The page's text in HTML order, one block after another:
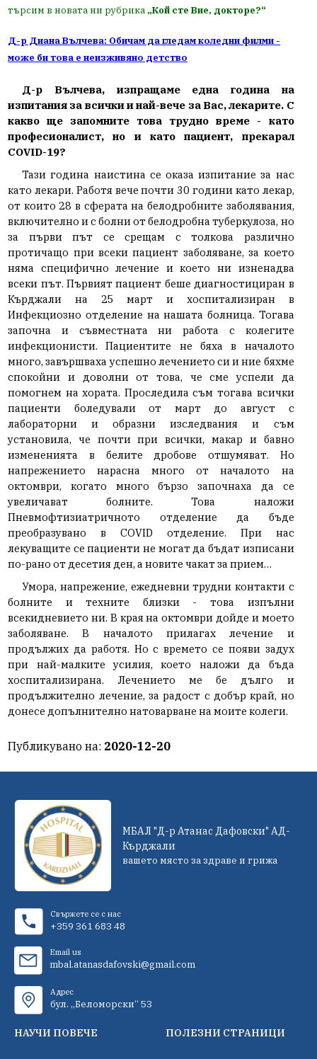
търсим в новата ни рубрика „Кой сте Вие, докторе?“
Д-р Диана Вълчева: Обичам да гледам коледни филми -
може би това е неизживяно детство
Д-р Вълчева, изпращаме една година на
изпитания за всички и най-вече за Вас, лекарите. С
какво ще запомните това трудно време - като
професионалист, но и като пациент, прекарал
COVID-19?
Тази година наистина се оказа изпитание за нас
като лекари. Работя вече почти 30 години като лекар,
от които 28 в сферата на белодробните заболявания,
включително и с болни от белодробна туберкулоза, но
за първи път се срещам с толкова различно
протичащо при всеки пациент заболяване, за което
няма специфично лечение и което ни изненадва
всеки път. Първият пациент беше диагностициран в
Кърджали на 25 март и хоспитализиран в
Инфекциозно отделение на нашата болница. Тогава
започна и съвместната ни работа с колегите
инфекционисти. Пациентите не бяха в началото
много, завършваха успешно лечението си и ние бяхме
спокойни и доволни от това, че сме успели да
помогнем на хората. Проследила съм тогава всички
пациенти боледували от март до август с
лабораторни и образни изследвания и съм
установила, че почти при всички, макар и бавно
измененията в белите дробове отшумяват. Но
напрежението нарасна много от началото на
октомври, когато много бързо започнаха да се
увеличават болните. Това наложи
Пневмофтизиатричното отделение да бъде
преобразувано в COVID отделение. При нас
лекуващите се пациенти не могат да бъдат изписани
по-рано от десетия ден, а новите чакат за прием…
Умора, напрежение, ежедневни трудни контакти с
болните и техните близки - това изпълни
всекидневието ни. В края на октомври дойде и моето
заболяване. В началото прилагах лечение и
продължих да работя. Но с времето се появи задух
при най-малките усилия, което наложи да бъда
хоспитализирана. Лечението ме бе дълго и
продължително лечение, за радост с добър край, но
донесе допълнително натоварване на моите колеги.
Публикувано на: 2020-12-20
МБАЛ "Д-р Атанас Дафовски" АД-
Кърджали
вашето място за здраве и грижа
Свържете се с нас
+359 361 683 48
Email us
mbal.atanasdafovski@gmail.com
Адрес
бул. „Беломорски“ 53
НАУЧИ ПОВЕЧЕ ПОЛЕЗНИ СТРАНИЦИ